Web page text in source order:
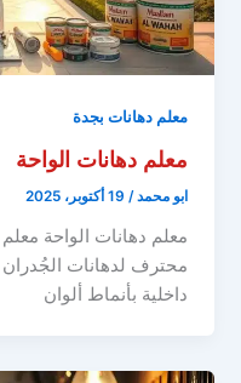
معلم دهانات بجدة
معلم دهانات الواحة
ابو محمد/ 19 أكتوبر، 2025
معلم دهانات الواحة
محترف لدهانات
داخلية بأنماط ألوان